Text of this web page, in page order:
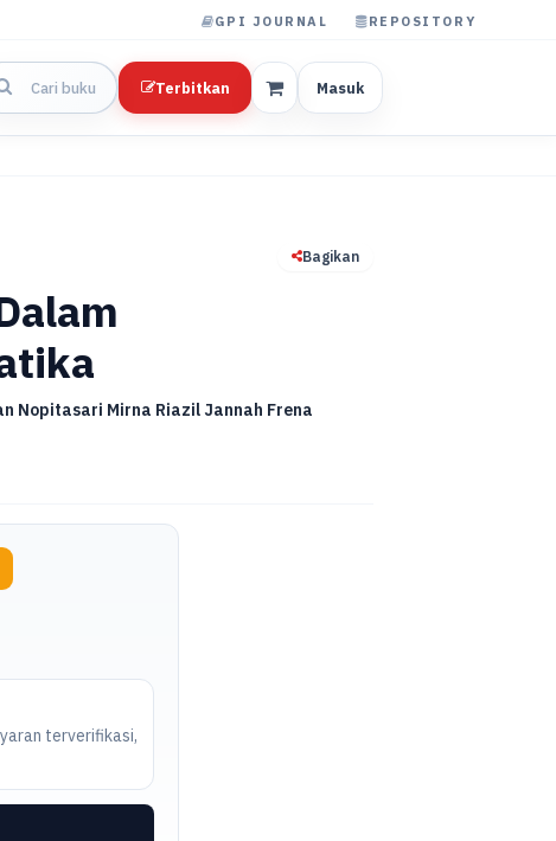
GPI JOURNAL REPOSITORY
Terbitkan Masuk
Bagikan
Nopitasari Mirna Riazil Jannah Frena
terverifikasi,